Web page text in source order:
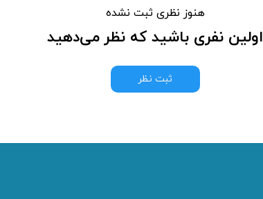
هنوز نظری ثبت نشده
اولین نفری باشید که نظر می‌دهید
ثبت نظر